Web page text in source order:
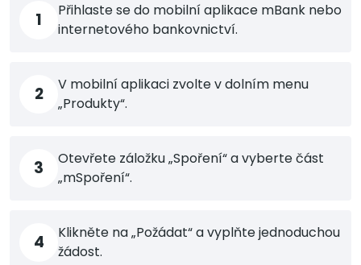
1
Přihlaste se do mobilní aplikace mBank nebo
internetového bankovnictví.
2
V mobilní aplikaci zvolte v dolním menu
„Produkty“.
3
Otevřete záložku „Spoření“ a vyberte část
„mSpoření“.
4
Klikněte na „Požádat“ a vyplňte jednoduchou
žádost.